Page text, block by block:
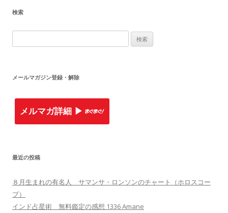
検索
索
メールマガジン登録・解除
メルマガ詳細 ▶︎
最近の投稿
８月生まれの有名人 サマンサ・ロンソンのチャート（ホロスコー
プ）
インド占星術 無料鑑定の感想 1336 Amane